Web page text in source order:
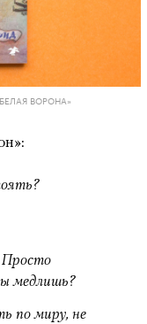
ВОРОНА»
Просто
медлишь?
по миру, не